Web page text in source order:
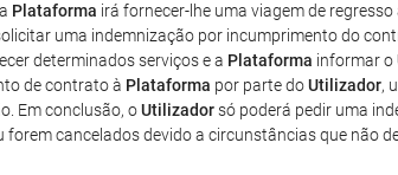
Plataforma irá fornecer-lhe uma viagem de
uma indemnização por incumprimento do
determinados serviços e a Plataforma informar o
de contrato à Plataforma por parte doUtilizador,
Em conclusão, oUtilizadorsó poderá pedir uma
cancelados devido a circunstâncias que não